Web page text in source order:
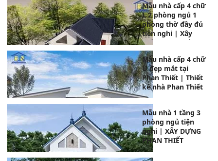
Mẫu nhà cấp 4 chữ
L 2 phòng ngủ 1
phòng thờ đầy đủ
tiện nghi | Xây
nhà Phan Thiết
Mẫu nhà cấp 4 chữ
U đẹp mắt tại
Phan Thiết | Thiết
kế nhà Phan Thiết
Mẫu nhà 1 tầng 3
phòng ngủ tiện
nghi | XÂY DỰNG
PHAN THIẾT